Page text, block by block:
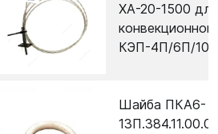
ХА-20-1500 для
конвекционной
КЭП-4П/6П/
Шайба ПКА6-